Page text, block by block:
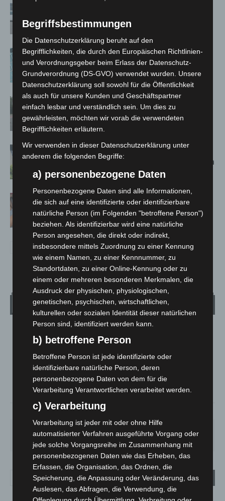
Spanien zurück
Anklage nach Abschaltung von
„Archetyp Market“ erhoben
Hannover: Polizei stoppt 166
Trunkenheitsfahrten bei
Großkontrolle
Schwarz Digits und Zscaler starten
souveräne Cloud-Sicherheitsplattform
für Europa
Warn-App: Jeder Zweite weiß nach
Handy-Warnung nicht, was zu tun ist
Wetter
LANGENHAGEN
Mäßig Bewölkt
27.1°C °
36% 1.8m/s
33° 27° 24°
MI.
27 °
DO.
31°
Begriffsbestimmungen
Die Datenschutzerklärung beruht auf den
Begrifflichkeiten, die durch den Europäischen Richtlinien-
und Verordnungsgeber beim Erlass der Datenschutz-
Grundverordnung (DS-GVO) verwendet wurden. Unsere
Datenschutzerklärung soll sowohl für die Öffentlichkeit
als auch für unsere Kunden und Geschäftspartner
einfach lesbar und verständlich sein. Um dies zu
gewährleisten, möchten wir vorab die verwendeten
Begrifflichkeiten erläutern.
Wir verwenden in dieser Datenschutzerklärung unter
anderem die folgenden Begriffe:
a) personenbezogene Daten
Personenbezogene Daten sind alle Informationen,
die sich auf eine identifizierte oder identifizierbare
natürliche Person (im Folgenden "betroffene Person")
beziehen. Als identifizierbar wird eine natürliche
Person angesehen, die direkt oder indirekt,
insbesondere mittels Zuordnung zu einer Kennung
wie einem Namen, zu einer Kennnummer, zu
Standortdaten, zu einer Online-Kennung oder zu
einem oder mehreren besonderen Merkmalen, die
Ausdruck der physischen, physiologischen,
genetischen, psychischen, wirtschaftlichen,
kulturellen oder sozialen Identität dieser natürlichen
Person sind, identifiziert werden kann.
b) betroffene Person
Betroffene Person ist jede identifizierte oder
identifizierbare natürliche Person, deren
personenbezogene Daten von dem für die
Verarbeitung Verantwortlichen verarbeitet werden.
c) Verarbeitung
Verarbeitung ist jeder mit oder ohne Hilfe
automatisierter Verfahren ausgeführte Vorgang oder
jede solche Vorgangsreihe im Zusammenhang mit
personenbezogenen Daten wie das Erheben, das
Erfassen, die Organisation, das Ordnen, die
Speicherung, die Anpassung oder Veränderung, das
Auslesen, das Abfragen, die Verwendung, die